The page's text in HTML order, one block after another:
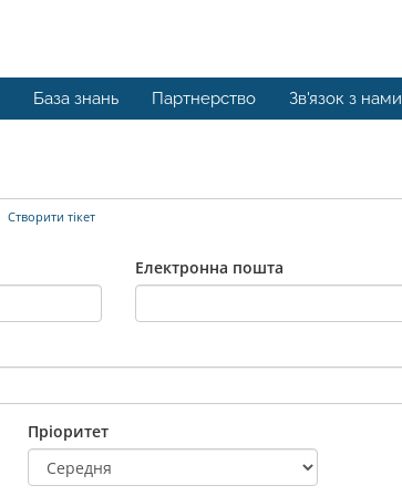
База знань Партнерство Зв'язок з нами
Створити тікет
Електронна пошта
Пріоритет